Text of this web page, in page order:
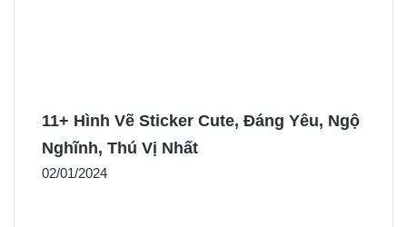
11+ Hình Vẽ Sticker Cute, Đáng Yêu, Ngộ
Nghĩnh, Thú Vị Nhất
02/01/2024